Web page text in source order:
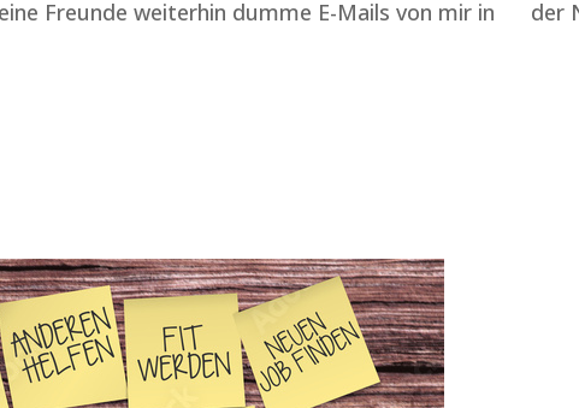
Freunde weiterhin dumme E-Mails von mir in der